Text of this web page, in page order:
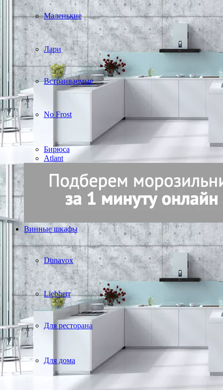
Маленькие
Лари
Встраиваемые
No Frost
Бирюса
Atlant
Винные шкафы
Dunavox
Liebherr
Для ресторана
Для дома